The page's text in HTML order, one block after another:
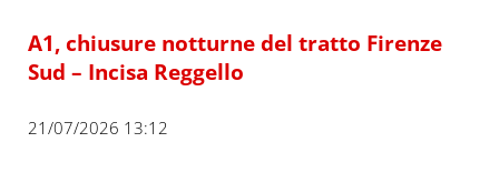
A1, chiusure notturne del tratto Firenze
Sud – Incisa Reggello
21/07/2026 13:12